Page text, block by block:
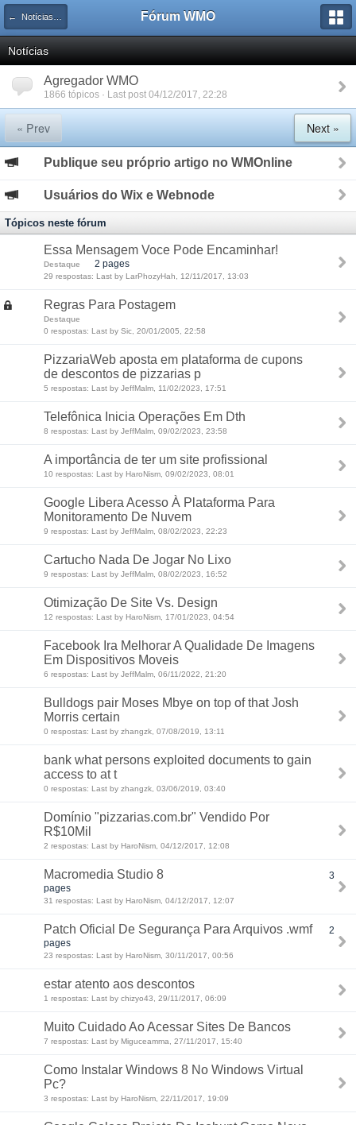
← Notícias e reviews Fórum WMO
Notícias
Agregador WMO
1866 tópicos · Last post 04/12/2017, 22:28
« Prev Next »
Publique seu próprio artigo no WMOnline
Usuários do Wix e Webnode
Tópicos neste fórum
Essa Mensagem Voce Pode Encaminhar!
Destaque 2 pages
29 respostas: Last by LarPhozyHah, 12/11/2017, 13:03
Regras Para Postagem
Destaque
0 respostas: Last by Sic, 20/01/2005, 22:58
PizzariaWeb aposta em plataforma de cupons
de descontos de pizzarias p
5 respostas: Last by JeffMalm, 11/02/2023, 17:51
Telefônica Inicia Operações Em Dth
8 respostas: Last by JeffMalm, 09/02/2023, 23:58
A importância de ter um site profissional
10 respostas: Last by HaroNism, 09/02/2023, 08:01
Google Libera Acesso À Plataforma Para
Monitoramento De Nuvem
9 respostas: Last by JeffMalm, 08/02/2023, 22:23
Cartucho Nada De Jogar No Lixo
9 respostas: Last by JeffMalm, 08/02/2023, 16:52
Otimização De Site Vs. Design
12 respostas: Last by HaroNism, 17/01/2023, 04:54
Facebook Ira Melhorar A Qualidade De Imagens
Em Dispositivos Moveis
6 respostas: Last by JeffMalm, 06/11/2022, 21:20
Bulldogs pair Moses Mbye on top of that Josh
Morris certain
0 respostas: Last by zhangzk, 07/08/2019, 13:11
bank what persons exploited documents to gain
access to at t
0 respostas: Last by zhangzk, 03/06/2019, 03:40
Domínio "pizzarias.com.br" Vendido Por
R$10Mil
2 respostas: Last by HaroNism, 04/12/2017, 12:08
Macromedia Studio 8
3
pages
31 respostas: Last by HaroNism, 04/12/2017, 12:07
Patch Oficial De Segurança Para Arquivos .wmf
2
pages
23 respostas: Last by HaroNism, 30/11/2017, 00:56
estar atento aos descontos
1 respostas: Last by chizyo43, 29/11/2017, 06:09
Muito Cuidado Ao Acessar Sites De Bancos
7 respostas: Last by Miguceamma, 27/11/2017, 15:40
Como Instalar Windows 8 No Windows Virtual
Pc?
3 respostas: Last by HaroNism, 22/11/2017, 19:09